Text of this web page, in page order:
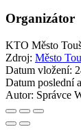
Organizátor
KTO Město
Zdroj: Město
Datum vložení:
Datum poslední
Autor: Správce